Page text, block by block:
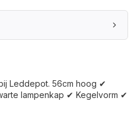
Leddepot. 56cm hoog ✔
lampenkap ✔ Kegelvorm ✔